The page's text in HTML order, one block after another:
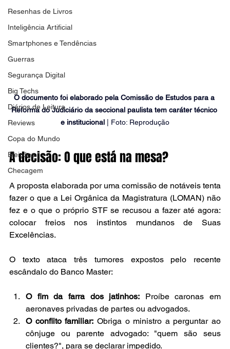
Resenhas de Livros
Inteligência Artificial
Smartphones e Tendências
Guerras
Segurança Digital
Big Techs
Diários de Leitura
Reviews
Copa do Mundo
Eleições
Checagem
O documento foi elaborado pela Comissão de Estudos para a
Reforma do Judiciário da seccional paulista tem caráter técnico
e institucional
| Foto: Reprodução
A decisão: O que está na mesa?
A proposta elaborada por uma comissão de notáveis tenta
fazer o que a Lei Orgânica da Magistratura (LOMAN) não
fez e o que o próprio STF se recusou a fazer até agora:
colocar freios nos instintos mundanos de Suas
Excelências.
O texto ataca três tumores expostos pelo recente
escândalo do Banco Master:
O fim da farra dos jatinhos: Proíbe caronas em
aeronaves privadas de partes ou advogados.
O conflito familiar: Obriga o ministro a perguntar ao
cônjuge ou parente advogado: "quem são seus
clientes?", para se declarar impedido.